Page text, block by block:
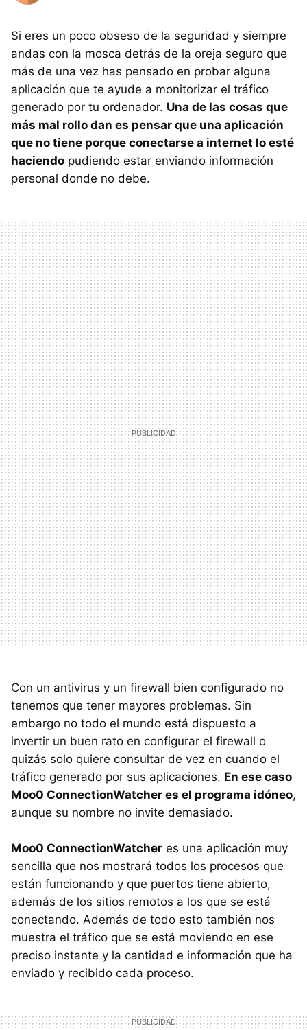
Si eres un poco obseso de la seguridad y siempre
andas con la mosca detrás de la oreja seguro que
más de una vez has pensado en probar alguna
aplicación que te ayude a monitorizar el tráfico
generado por tu ordenador. Una de las cosas que
más mal rollo dan es pensar que una aplicación
que no tiene porque conectarse a internet lo esté
haciendo pudiendo estar enviando información
personal donde no debe.
Con un antivirus y un firewall bien configurado no
tenemos que tener mayores problemas. Sin
embargo no todo el mundo está dispuesto a
invertir un buen rato en configurar el firewall o
quizás solo quiere consultar de vez en cuando el
tráfico generado por sus aplicaciones. En ese caso
Moo0 ConnectionWatcher es el programa idóneo,
aunque su nombre no invite demasiado.
Moo0 ConnectionWatcher es una aplicación muy
sencilla que nos mostrará todos los procesos que
están funcionando y que puertos tiene abierto,
además de los sitios remotos a los que se está
conectando. Además de todo esto también nos
muestra el tráfico que se está moviendo en ese
preciso instante y la cantidad e información que ha
enviado y recibido cada proceso.